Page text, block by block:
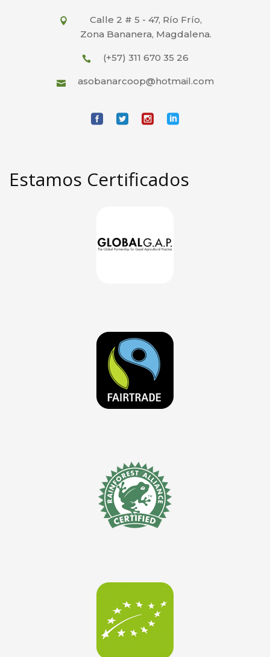
Calle 2 # 5 - 47, Río Frío,
Zona Bananera, Magdalena.
(+57) 311 670 35 26
asobanarcoop@hotmail.com
Estamos Certificados